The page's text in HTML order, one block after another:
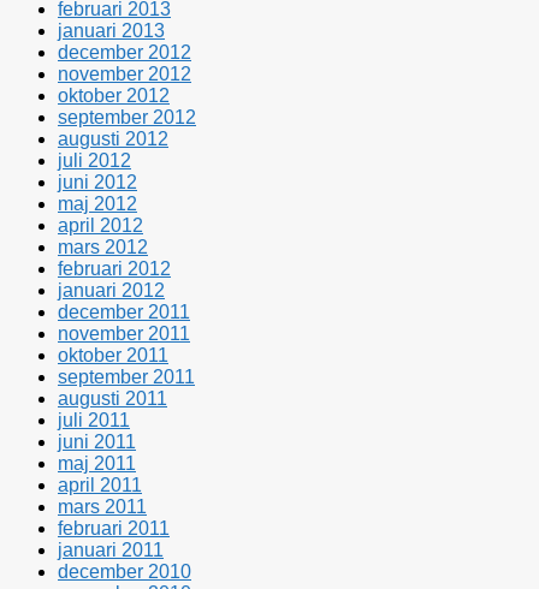
februari 2013
januari 2013
december 2012
november 2012
oktober 2012
september 2012
augusti 2012
juli 2012
juni 2012
maj 2012
april 2012
mars 2012
februari 2012
januari 2012
december 2011
november 2011
oktober 2011
september 2011
augusti 2011
juli 2011
juni 2011
maj 2011
april 2011
mars 2011
februari 2011
januari 2011
december 2010